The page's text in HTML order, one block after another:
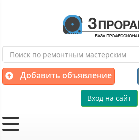
Добавить объявление
Вход на сайт